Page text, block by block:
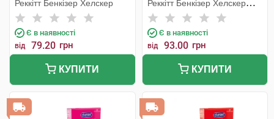
Реккітт Бенкізер Хелскер
Є в наявності
від 79.20 грн
КУПИТИ
Реккітт Бенкізер Хелскер
Мануфектурінг
Є в наявності
від 93.00 грн
КУПИТИ